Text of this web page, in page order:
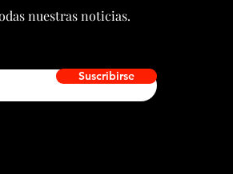
nuestras noticias.
Suscribirse